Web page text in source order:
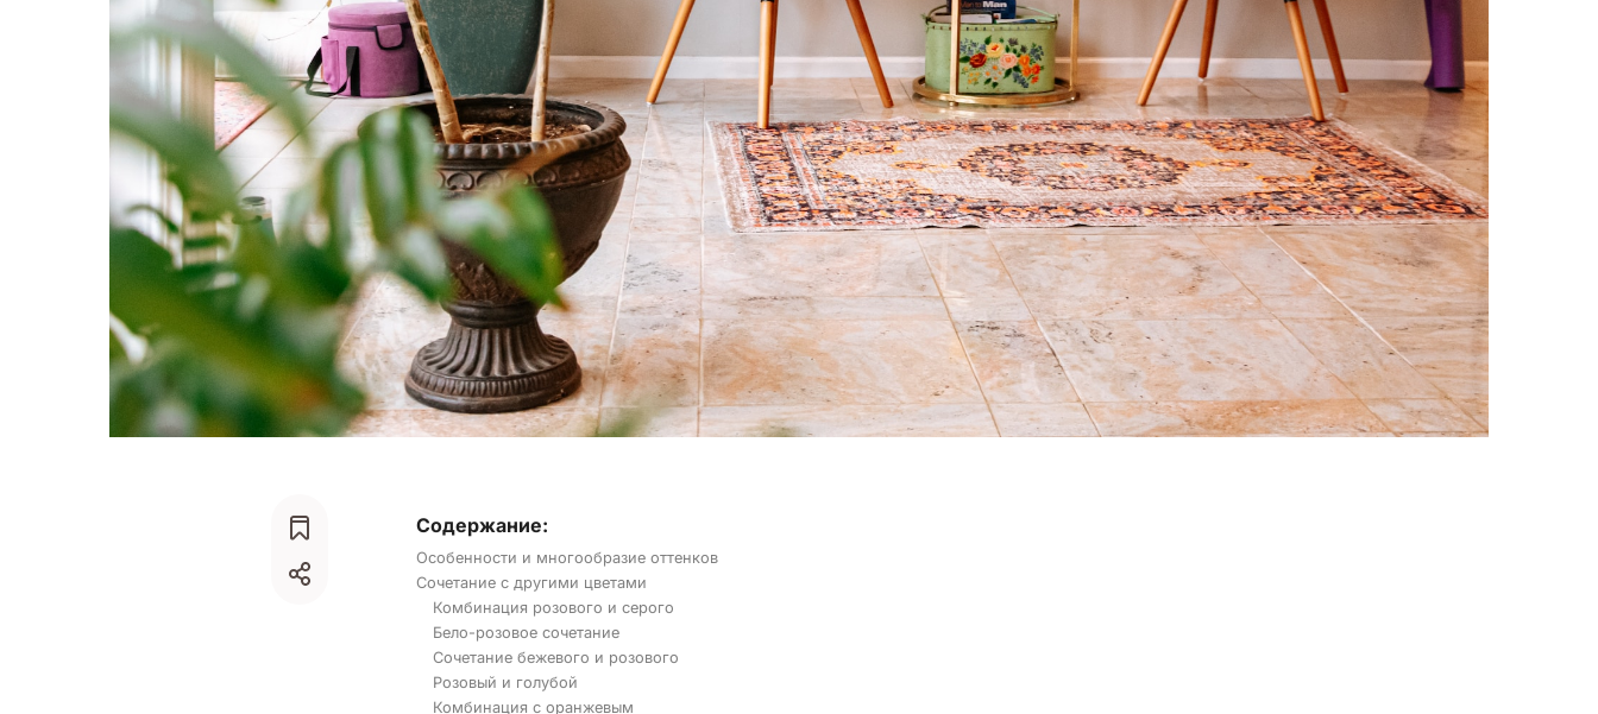
Содержание:
Особенности и многообразие оттенков
Сочетание с другими цветами
Комбинация розового и серого
Бело-розовое сочетание
Сочетание бежевого и розового
Розовый и голубой
Комбинация с оранжевым